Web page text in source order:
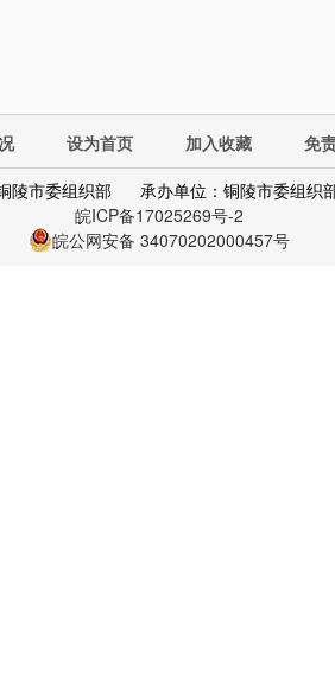
设为首页 加入收藏
免
陵市委组织部
承办单位：铜陵市委组织
皖ICP备17025269号-2
皖公网安备 34070202000457号